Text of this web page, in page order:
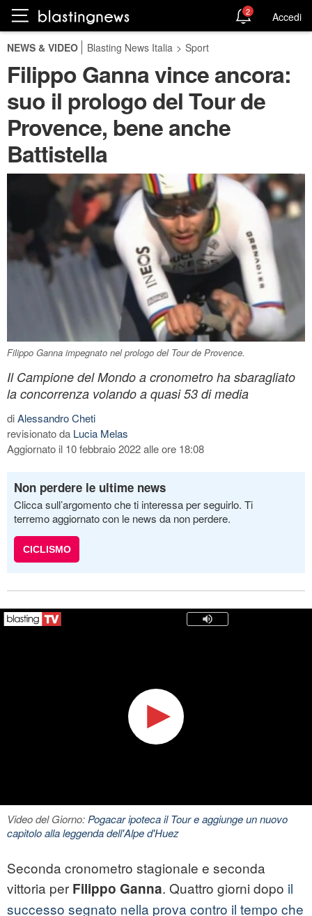
2 Accedi
NEWS & VIDEO Blasting News Italia > Sport
Filippo Ganna vince ancora:
suo il prologo del Tour de
Provence, bene anche
Battistella
Filippo Ganna impegnato nel prologo del Tour de Provence.
Il Campione del Mondo a cronometro ha sbaragliato
la concorrenza volando a quasi 53 di media
diAlessandro Cheti
revisionato da Lucia Melas
Aggiornato il 10 febbraio 2022 alle ore 18:08
Non perdere le ultime news
Clicca sull’argomento che ti interessa per seguirlo. Ti
terremo aggiornato con le news da non perdere.
CICLISMO
Video del Giorno:Pogacar ipoteca il Tour e aggiunge un nuovo
capitolo alla leggenda dell'Alpe d'Huez
Seconda cronometro stagionale e seconda
vittoria per Filippo Ganna. Quattro giorni dopo il
successo segnato nella prova contro il tempo che